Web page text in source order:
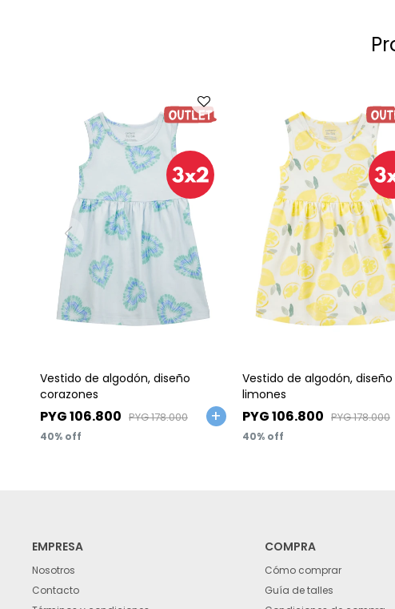
Vestido de algodón, diseño
corazones
PYG106.800 PYG178.000
40
Vestido de algodón, diseño
limones
PYG106.800 PYG178.000
40
EMPRESA
Nosotros
Contacto
COMPRA
Cómo comprar
Guía de talles